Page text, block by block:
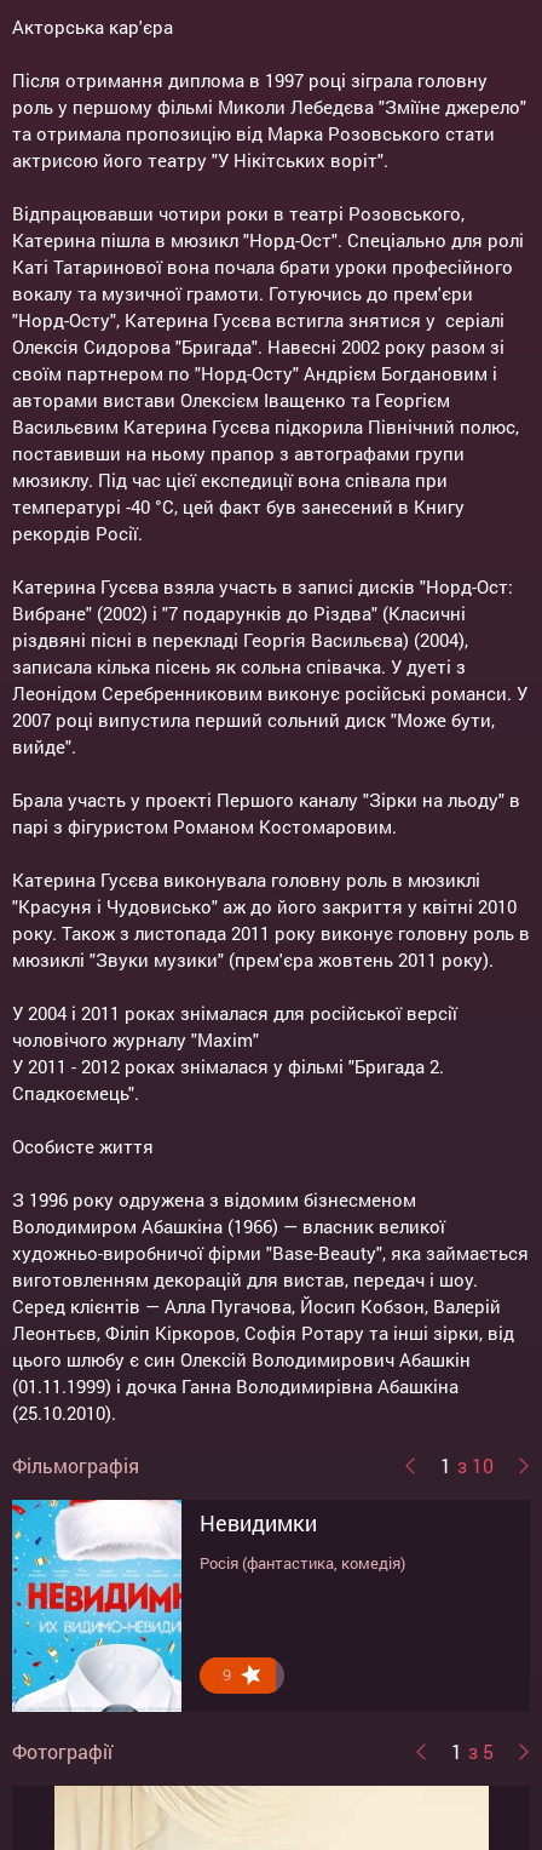
Акторська кар'єра
Після отримання диплома в 1997 році зіграла головну
роль у першому фільмі Миколи Лебедєва "Зміїне джерело"
та отримала пропозицію від Марка Розовського стати
актрисою його театру "У Нікітських воріт".
Відпрацювавши чотири роки в театрі Розовського,
Катерина пішла в мюзикл "Норд-Ост". Спеціально для ролі
Каті Татаринової вона почала брати уроки професійного
вокалу та музичної грамоти. Готуючись до прем'єри
"Норд-Осту", Катерина Гусєва встигла знятися у серіалі
Олексія Сидорова "Бригада". Навесні 2002 року разом зі
своїм партнером по "Норд-Осту" Андрієм Богдановим і
авторами вистави Олексієм Іващенко та Георгієм
Васильєвим Катерина Гусєва підкорила Північний полюс,
поставивши на ньому прапор з автографами групи
мюзиклу. Під час цієї експедиції вона співала при
температурі -40 °C, цей факт був занесений в Книгу
рекордів Росії.
Катерина Гусєва взяла участь в записі дисків "Норд-Ост:
Вибране" (2002) і "7 подарунків до Різдва" (Класичні
різдвяні пісні в перекладі Георгія Васильєва) (2004),
записала кілька пісень як сольна співачка. У дуеті з
Леонідом Серебренниковим виконує російські романси. У
2007 році випустила перший сольний диск "Може бути,
вийде".
Брала участь у проекті Першого каналу "Зірки на льоду" в
парі з фігуристом Романом Костомаровим.
Катерина Гусєва виконувала головну роль в мюзиклі
"Красуня і Чудовисько" аж до його закриття у квітні 2010
року. Також з листопада 2011 року виконує головну роль в
мюзиклі "Звуки музики" (прем'єра жовтень 2011 року).
У 2004 і 2011 роках знімалася для російської версії
чоловічого журналу "Maxim"
У 2011 - 2012 роках знімалася у фільмі "Бригада 2.
Спадкоємець".
Особисте життя
З 1996 року одружена з відомим бізнесменом
Володимиром Абашкіна (1966) — власник великої
художньо-виробничої фірми "Base-Beauty", яка займається
виготовленням декорацій для вистав, передач і шоу.
Серед клієнтів — Алла Пугачова, Йосип Кобзон, Валерій
Леонтьєв, Філіп Кіркоров, Софія Ротару та інші зірки, від
цього шлюбу є син Олексій Володимирович Абашкін
(01.11.1999) і дочка Ганна Володимирівна Абашкіна
(25.10.2010).
Фільмографія 1 з 10
Невидимки
Росія (фантастика, комедія)
9
Лука
Україна, Республіка Білорусь (біографія)
9.1
12 місяців
Росія (комедія)
7.7
Бригада: Спадкоємець
Росія (бойовик)
5.1
Людина, яка знала все
Росія (драма)
7.9
Від 180 і вище
Росія (комедія)
8.4
Утікачки
Росія (фантастика, драма, комедія)
8.9
Бригада
Росія (драма)
8.1
Он, она и я
Россия (драма)
7.8
Флешка
Россия (трилер, драма)
7.8
Фотографії 1 з 5